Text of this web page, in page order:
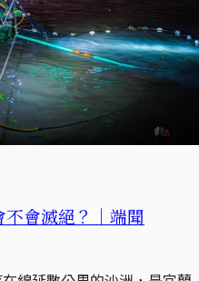
會滅絕？｜端聞